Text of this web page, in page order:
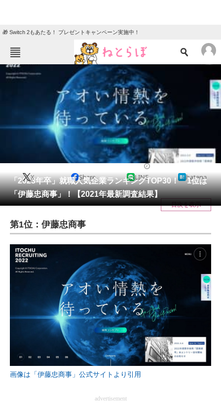
🎁 Switch 2もあたる！ プレゼントキャンペーン実施中！
ねとらぼメニュー
ニュース
クイズ
地域
教育・育児
リサーチ
会員記事
メディア
注目記事を集めた総合ページ
スマホと通信の最新トレンド
進化するPCとデバイスの未来
好きが集まる 比べて選べる
ビジネスと働き方のヒント
AI活用のいまが分かる
企業ITのトレンドを詳説
「2023年卒」就職人気企業ランキングTOP30！ 1位は
「伊藤忠商事」！【2021年最新調査結果】
X Share LINE hatena
目次を表示
第1位：伊藤忠商事
画像は「伊藤忠商事」公式サイトより引用
advertisement